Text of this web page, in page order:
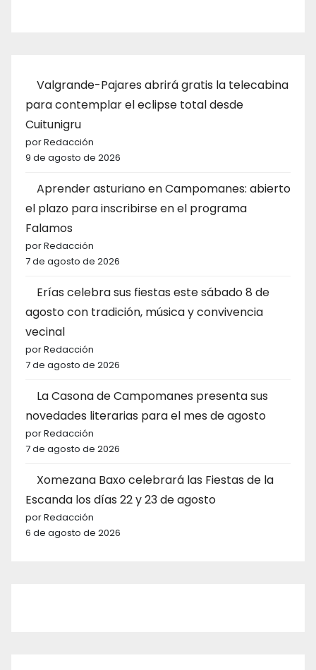
Valgrande-Pajares abrirá gratis la telecabina
para contemplar el eclipse total desde
Cuitunigru
por Redacción
9 de agosto de 2026
Aprender asturiano en Campomanes: abierto
el plazo para inscribirse en el programa
Falamos
por Redacción
7 de agosto de 2026
Erías celebra sus fiestas este sábado 8 de
agosto con tradición, música y convivencia
vecinal
por Redacción
7 de agosto de 2026
La Casona de Campomanes presenta sus
novedades literarias para el mes de agosto
por Redacción
7 de agosto de 2026
Xomezana Baxo celebrará las Fiestas de la
Escanda los días 22 y 23 de agosto
por Redacción
6 de agosto de 2026